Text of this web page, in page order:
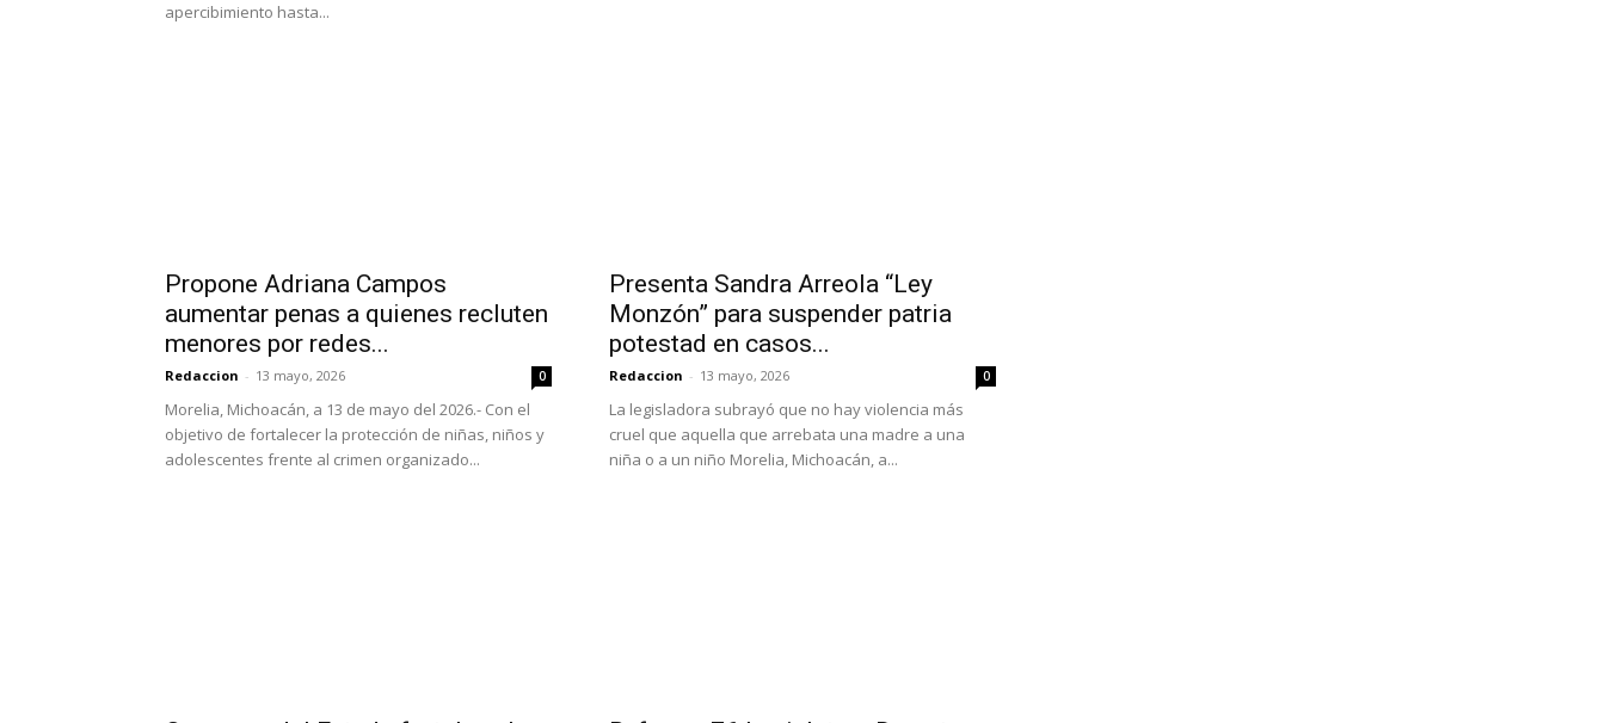
apercibimiento hasta...
Propone Adriana Campos
aumentar penas a quienes recluten
menores por redes...
Redaccion - 13 mayo, 2026 0
Morelia, Michoacán, a 13 de mayo del 2026.- Con el
objetivo de fortalecer la protección de niñas, niños y
adolescentes frente al crimen organizado...
Presenta Sandra Arreola “Ley
Monzón” para suspender patria
potestad en casos...
Redaccion - 13 mayo, 2026 0
La legisladora subrayó que no hay violencia más
cruel que aquella que arrebata una madre a una
niña o a un niño Morelia, Michoacán, a...